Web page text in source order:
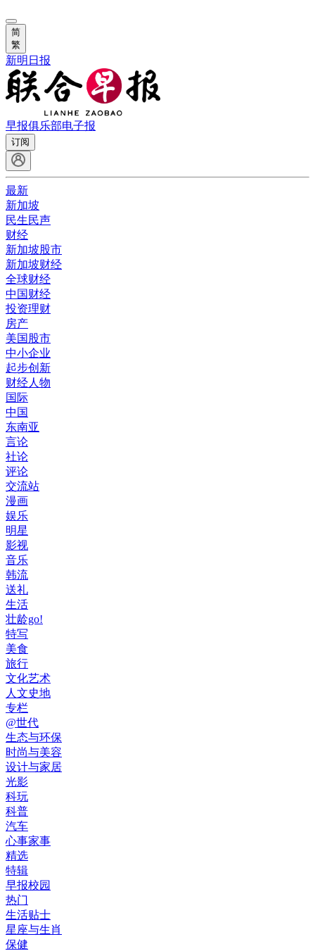
简
繁
新明日报
早报俱乐部电子报
订阅
最新
新加坡
民生民声
财经
新加坡股市
新加坡财经
全球财经
中国财经
投资理财
房产
美国股市
中小企业
起步创新
财经人物
国际
中国
东南亚
言论
社论
评论
交流站
漫画
娱乐
明星
影视
音乐
韩流
送礼
生活
壮龄go!
特写
美食
旅行
文化艺术
人文史地
专栏
@世代
生态与环保
时尚与美容
设计与家居
光影
科玩
科普
汽车
心事家事
精选
特辑
早报校园
热门
生活贴士
星座与生肖
保健